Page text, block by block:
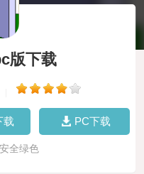
版下载
载 PC下载
全绿色